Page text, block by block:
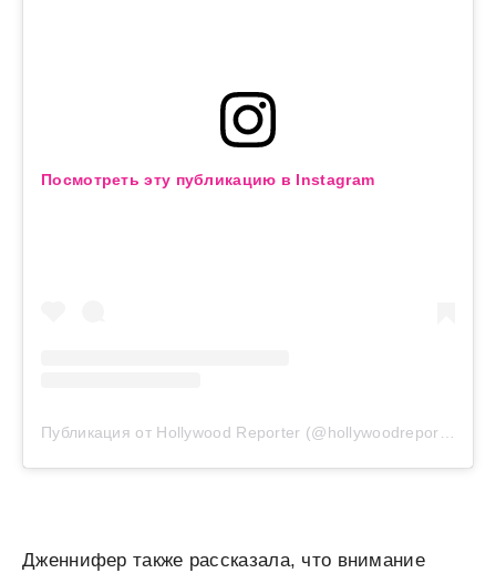
Посмотреть эту публикацию в Instagram
Дженнифер также рассказала, что внимание